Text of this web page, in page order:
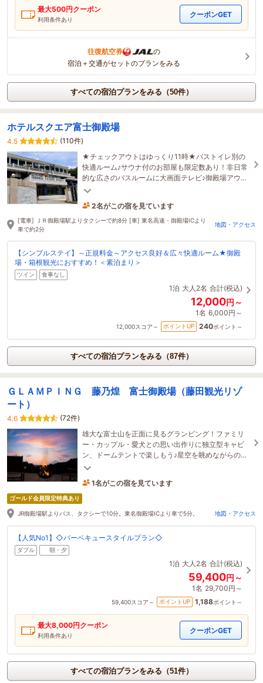
最大500円クーポン
利用条件あり
クーポンGET
往復航空券
の
宿泊＋交通がセットのプランをみる
すべての宿泊プランをみる（50件）
ホテルスクエア富士御殿場
4.5
(110件)
★チェックアウトはゆっくり11時★バストイレ別の
快適ルーム♪サウナ付のお部屋も限定数あり！非日常
的な広さのバスルームに大画面テレビ♪御殿場アウト
レットへは車7分！観光やビジネスに最適です！
2名がこの宿を見ています
1時間前に予約されました
[電車] ＪＲ御殿場駅よりタクシーで約8分 [車] 東名高速・御殿場ICより
車で約2分
地図・アクセス
【シンプルステイ】～正規料金～アクセス良好＆広々快適ルーム★御殿
場・箱根観光におすすめ！＜素泊まり＞
ツイン 食事なし
1泊 大人2名 合計(税込)
12,000円～
1名 6,000円～
12,000スコア～ ポイントUP 240ポイント～
すべての宿泊プランをみる（87件）
ＧＬＡＭＰＩＮＧ 藤乃煌 富士御殿場（藤田観光リゾ
ート）
4.6
(72件)
雄大な富士山を正面に見るグランピング！ファミリ
ー・カップル・愛犬との思い出作りに独立型キャビ
ン、ドームテントで楽しもう♪星空を眺めながらの入
浴、BBQで気分MAX↑室内で楽しむアクティビティ
1名がこの宿を見ています
ゴールド会員限定特典あり
JR御殿場駅よりバス、タクシーで10分。東名御殿場ICより車で5分。 地図・アクセス
【人気No1】◇バーベキュースタイルプラン◇
ダブル 朝・夕
1泊 大人2名 合計(税込)
59,400円～
1名 29,700円～
59,400スコア～ ポイントUP 1,188ポイント～
最大8,000円クーポン
利用条件あり
クーポンGET
すべての宿泊プランをみる（51件）